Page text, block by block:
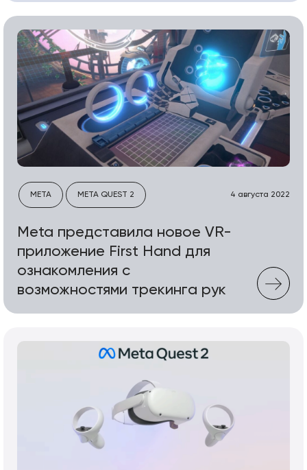
META META QUEST 2 4 августа 2022
Meta представила новое VR-
приложение First Hand для
ознакомления с
возможностями трекинга рук